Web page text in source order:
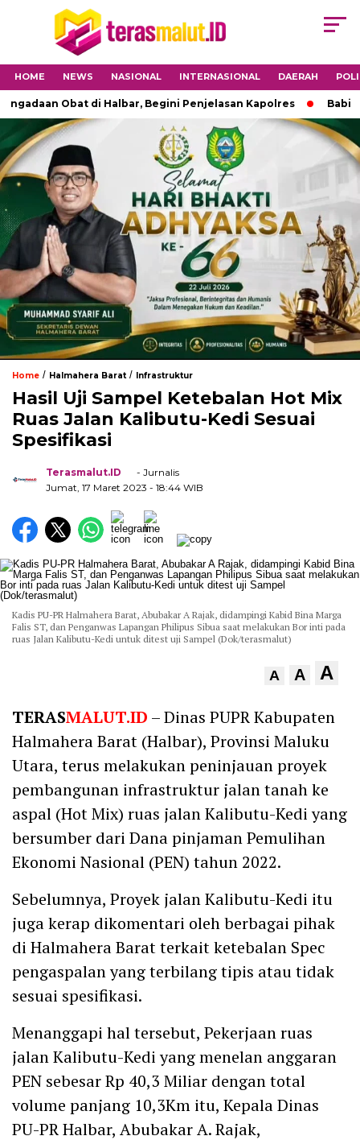
HOME NEWS NASIONAL INTERNASIONAL DAERAH
Obat di Halbar, Begini Penjelasan Kapolres Babinsa
Home / Halmahera Barat/ Infrastruktur
Hasil Uji Sampel Ketebalan Hot Mix
Ruas Jalan Kalibutu-Kedi Sesuai
Spesifikasi
Terasmalut.ID
- Jurnalis
Jumat, 17 Maret 2023 - 18:44 WIB
Kadis PU-PR Halmahera Barat, Abubakar A Rajak, didampingi Kabid Bina Marga
Falis ST, dan Penganwas Lapangan Philipus Sibua saat melakukan Bor inti pada
ruas Jalan Kalibutu-Kedi untuk ditest uji Sampel (Dok/terasmalut)
A A A
TERASMALUT.ID – Dinas PUPR Kabupaten
Halmahera Barat (Halbar), Provinsi Maluku
Utara, terus melakukan peninjauan proyek
pembangunan infrastruktur jalan tanah ke
aspal (Hot Mix) ruas jalan Kalibutu-Kedi yang
bersumber dari Dana pinjaman Pemulihan
Ekonomi Nasional (PEN) tahun 2022.
Sebelumnya, Proyek jalan Kalibutu-Kedi itu
juga kerap dikomentari oleh berbagai pihak
di Halmahera Barat terkait ketebalan Spec
pengaspalan yang terbilang tipis atau tidak
sesuai spesifikasi.
Menanggapi hal tersebut, Pekerjaan ruas
jalan Kalibutu-Kedi yang menelan anggaran
PEN sebesar Rp 40,3 Miliar dengan total
volume panjang 10,3Km itu, Kepala Dinas
PU-PR Halbar, Abubakar A. Rajak,